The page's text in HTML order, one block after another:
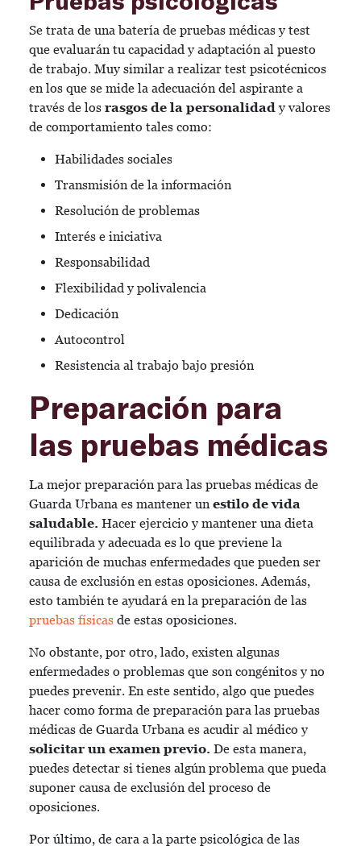
Se trata de una batería de pruebas médicas y test
que evaluarán tu capacidad y adaptación al puesto
de trabajo. Muy similar a realizar test psicotécnicos
en los que se mide la adecuación del aspirante a
través de los rasgos de la personalidady valores
de comportamiento tales como:
Habilidades sociales
Transmisión de la información
Resolución de problemas
Interés e iniciativa
Responsabilidad
Flexibilidad y polivalencia
Dedicación
Autocontrol
Resistencia al trabajo bajo presión
Preparación para
las pruebas médicas
La mejor preparación para las pruebas médicas de
Guarda Urbana es mantener un estilo de vida
saludable. Hacer ejercicio y mantener una dieta
equilibrada y adecuada es lo que previene la
aparición de muchas enfermedades que pueden ser
causa de exclusión en estas oposiciones. Además,
esto también te ayudará en la preparación de las
pruebas físicas de estas oposiciones.
No obstante, por otro, lado, existen algunas
enfermedades o problemas que son congénitos y no
puedes prevenir. En este sentido, algo que puedes
hacer como forma de preparación para las pruebas
médicas de Guarda Urbana es acudir al médico y
solicitar un examen previo. De esta manera,
puedes detectar si tienes algún problema que pueda
suponer causa de exclusión del proceso de
oposiciones.
Por último, de cara a la parte psicológica de las